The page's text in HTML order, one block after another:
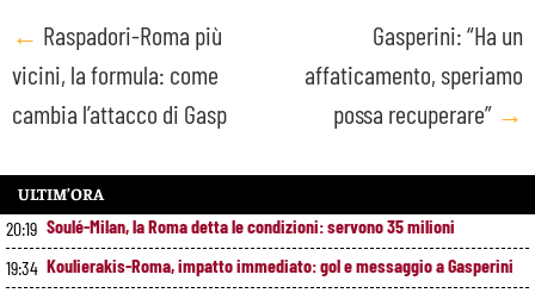
Post
navigation
← Raspadori-Roma più
vicini, la formula: come
cambia l’attacco di Gasp
Gasperini: “Ha un
affaticamento, speriamo
possa recuperare” →
ULTIM’ORA
20:19 Soulé-Milan, la Roma detta le condizioni: servono 35 milioni
19:34 Koulierakis-Roma, impatto immediato: gol e messaggio a Gasperini